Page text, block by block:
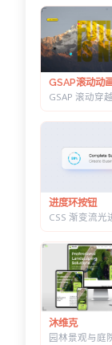
GSAP滚动动
进度环按钮
沐维克